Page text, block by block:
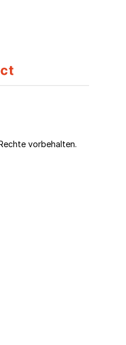
vorbehalten.